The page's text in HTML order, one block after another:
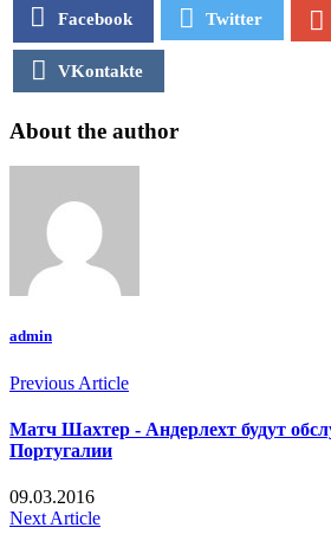
Facebook Twitter
VKontakte
About the author
admin
Previous Article
Матч Шахтер - Андерлехт будут
Португалии
09.03.2016
Next Article